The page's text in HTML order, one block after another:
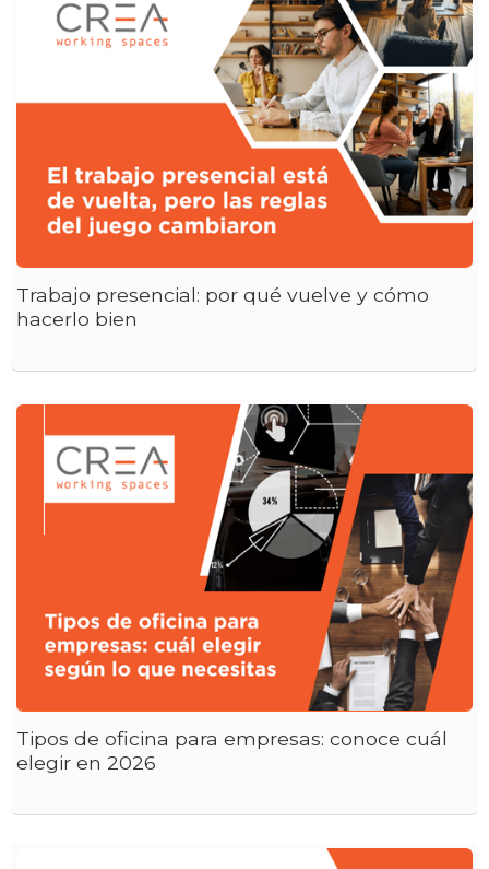
Trabajo presencial: por qué vuelve y cómo
hacerlo bien
Tipos de oficina para empresas: conoce cuál
elegir en 2026